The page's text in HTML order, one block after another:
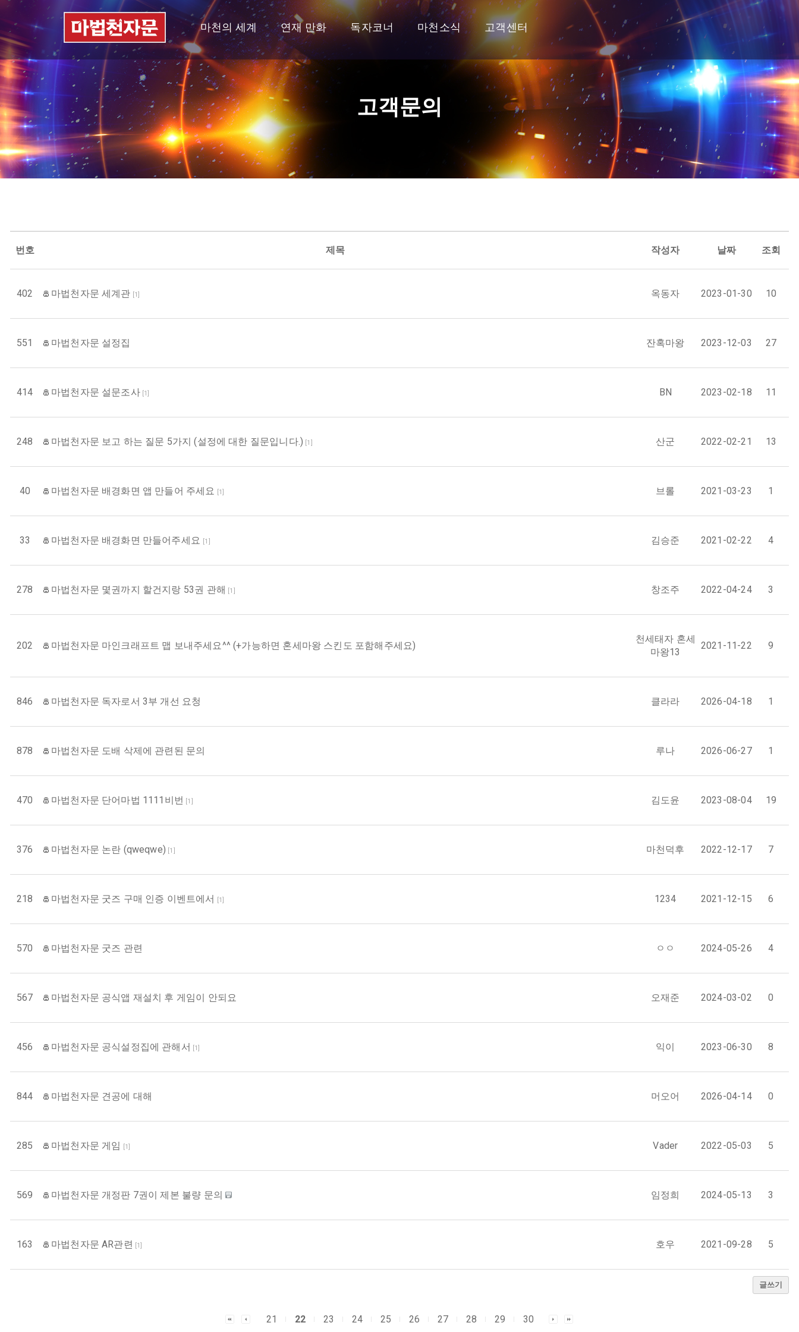
마천의 세계 연재 만화 독자코너 마천소식 고객센터
고객문의
번호 제목 작성자 날짜 조회
402 마법천자문 세계관 [1] 옥동자 2023-01-30 10
551 마법천자문 설정집 잔혹마왕 2023-12-03 27
414 마법천자문 설문조사[1] BN 2023-02-18 11
248 마법천자문 보고 하는 질문 5가지 (설정에 대한 질문입니다.) [1 ] 산군 2022-02-21 13
40 마법천자문 배경화면 앱 만들어 주세요 [1] 브롤 2021-03-23 1
33 마법천자문 배경화면 만들어주세요 [1 ] 김승준 2021-02-22 4
278 마법천자문 몇권까지 할건지랑 53권 관해 [1 ] 창조주 2022-04-24 3
202 마법천자문 마인크래프트 맵 보내주세요^^ (+가능하면 혼세마왕 스킨도 포함해주세요)
천세태자 혼세
마왕13
2021-11-22 9
846 마법천자문 독자로서 3부 개선 요청 클라라 2026-04-18 1
878 마법천자문 도배 삭제에 관련된 문의 루나 2026-06-27 1
470 마법천자문 단어마법 1111비번 [1 ] 김도윤 2023-08-04 19
376 마법천자문 논란 (qweqwe) [1 ] 마천덕후 2022-12-17 7
218 마법천자문 굿즈 구매 인증 이벤트에서 [1] 1234 2021-12-15 6
570 마법천자문 굿즈 관련 ㅇㅇ 2024-05-26 4
567 마법천자문 공식앱 재설치 후 게임이 안되요 오재준 2024-03-02 0
456 마법천자문 공식설정집에 관해서 [1] 익이 2023-06-30 8
844 마법천자문 견공에 대해 머오어 2026-04-14 0
285 마법천자문 게임 [1] Vader 2022-05-03 5
569 마법천자문 개정판 7권이 제본 불량 문의 임정희 2024-05-13 3
163 마법천자문 AR관련 [1] 호우 2021-09-28 5
글쓰기
21 22 23 24 25 26 27 28 29 30